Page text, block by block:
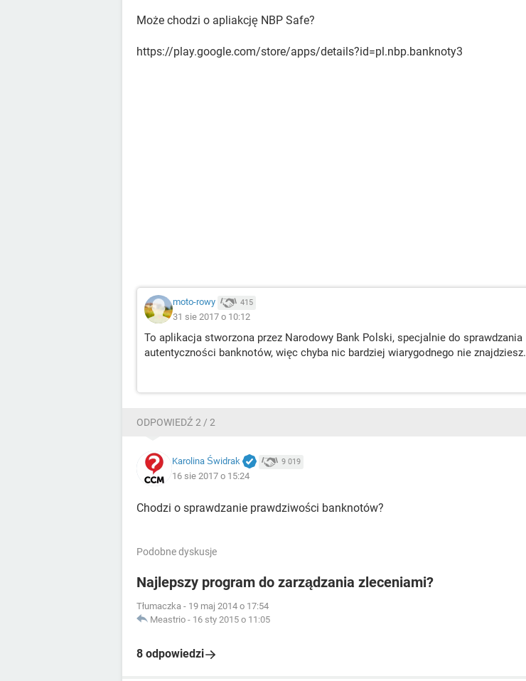
Może chodzi o apliakcję NBP Safe?
https://play.google.com/store/apps/details?id=pl.nbp.banknoty3
moto-rowy 415
31 sie 2017 o 10:12
To aplikacja stworzona przez Narodowy Bank Polski, specjalnie do sprawdzania
autentyczności banknotów, więc chyba nic bardziej wiarygodnego nie znajdziesz.
ODPOWIEDŹ 2 / 2
Karolina Świdrak 9 019
16 sie 2017 o 15:24
Chodzi o sprawdzanie prawdziwości banknotów?
Podobne dyskusje
Najlepszy program do zarządzania zleceniami?
Tłumaczka - 19 maj 2014 o 17:54
Meastrio - 16 sty 2015 o 11:05
8 odpowiedzi